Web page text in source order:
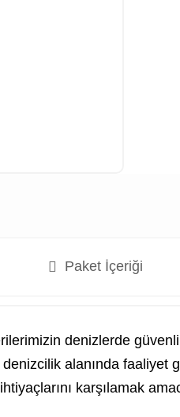
Paket İçeriği
denizlerde
alanında
karşılamak